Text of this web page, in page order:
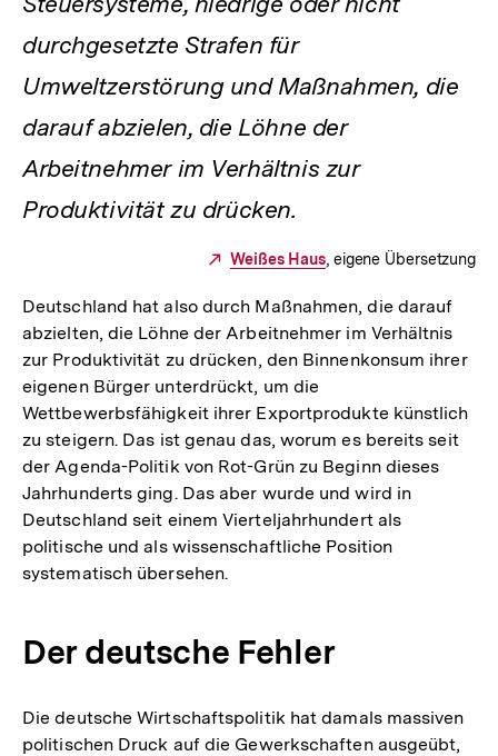
durchgesetzte Strafen für
Umweltzerstörung und Maßnahmen, die
darauf abzielen, die Löhne der
Arbeitnehmer im Verhältnis zur
Produktivität zu drücken.
Externer
Weißes Haus, eigene Übersetzung
Deutschland hat also durch Maßnahmen, die darauf
abzielten, die Löhne der Arbeitnehmer im Verhältnis
zur Produktivität zu drücken, den Binnenkonsum ihrer
eigenen Bürger unterdrückt, um die
Wettbewerbsfähigkeit ihrer Exportprodukte künstlich
zu steigern. Das ist genau das, worum es bereits seit
der Agenda-Politik von Rot-Grün zu Beginn dieses
Jahrhunderts ging. Das aber wurde und wird in
Deutschland seit einem Vierteljahrhundert als
politische und als wissenschaftliche Position
systematisch übersehen.
Der deutsche Fehler
Die deutsche Wirtschaftspolitik hat damals massiven
politischen Druck auf die Gewerkschaften ausgeübt,